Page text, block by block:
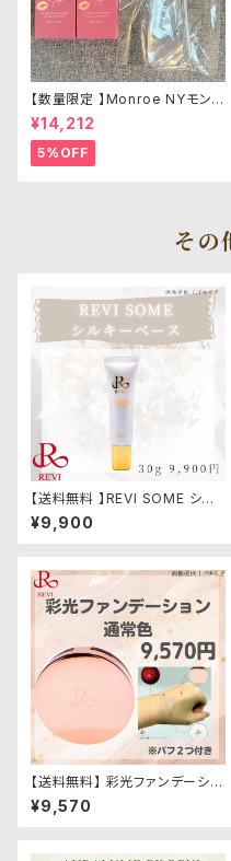
【数量限定 】Monroe NYモン
ローション2本セット5%OFF+ス
プレーヘッド付き
¥14,212
5%OFF
その
【送料無料 】REVI SOME シル
キーベース
¥9,900
【送料無料】 彩光ファンデーショ
ン
¥9,570